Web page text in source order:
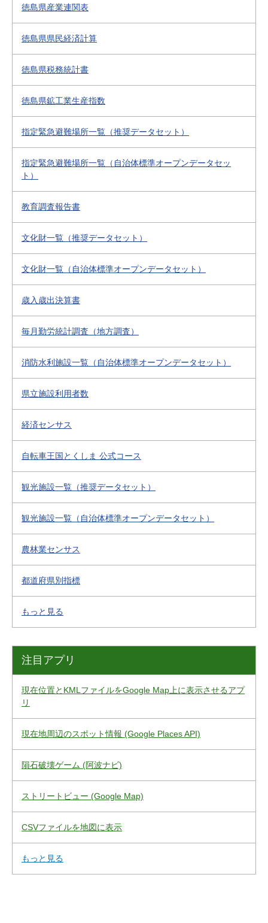
徳島県産業連関表
徳島県県民経済計算
徳島県税務統計書
徳島県鉱工業生産指数
指定緊急避難場所一覧（推奨データセット）
指定緊急避難場所一覧（自治体標準オープンデータセッ
ト）
教育調査報告書
文化財一覧（推奨データセット）
文化財一覧（自治体標準オープンデータセット）
歳入歳出決算書
毎月勤労統計調査（地方調査）
消防水利施設一覧（自治体標準オープンデータセット）
県立施設利用者数
経済センサス
自転車王国とくしま 公式コース
観光施設一覧（推奨データセット）
観光施設一覧（自治体標準オープンデータセット）
農林業センサス
都道府県別指標
もっと見る
注目アプリ
現在位置とKMLファイルをGoogle Map上に表示させるアプ
リ
現在地周辺のスポット情報 (Google Places API)
隕石破壊ゲーム (阿波ナビ)
ストリートビュー (Google Map)
CSVファイルを地図に表示
もっと見る